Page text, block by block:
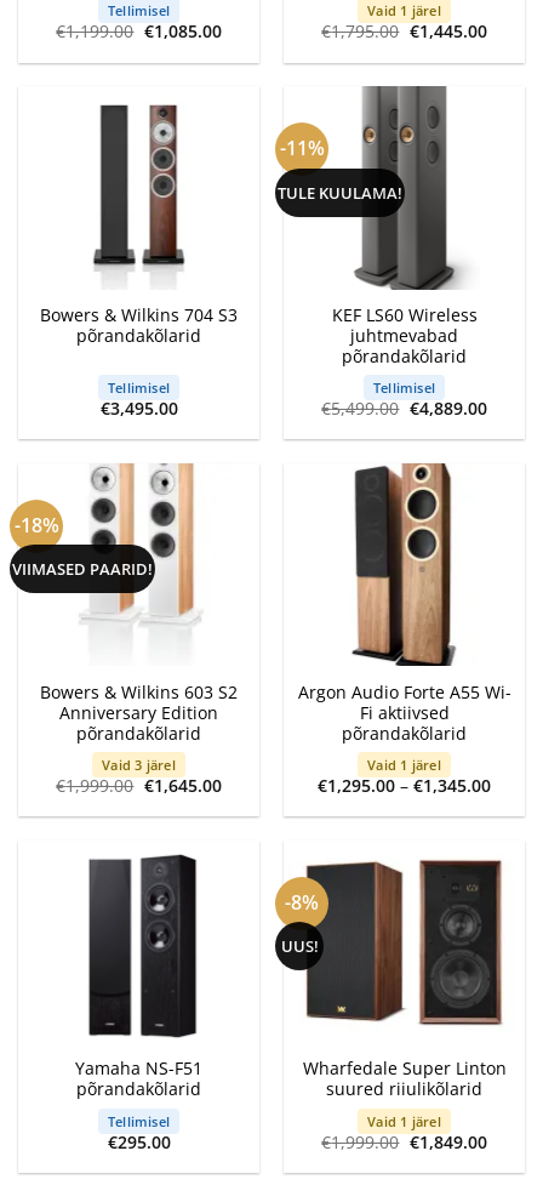
Tellimisel
€1,199.00 Algne
hind
oli:
€1,085.00Current
is:
Vaid 1 järel
€1,795.00 Algne
hind
oli:
€1,445.00
is:
Bowers & Wilkins 704 S3
põrandakõlarid
Tellimisel
€3,495.00
-11%
TULE KUULAMA!
KEF LS60 Wireless
juhtmevabad
põrandakõlarid
Tellimisel
€5,499.00 Algne
hind
oli:
€4,889.00
is:
-18%
VIIMASED PAARID!
Bowers & Wilkins 603 S2
Anniversary Edition
põrandakõlarid
Vaid 3 järel
€1,999.00 Algne
hind
oli:
€1,645.00Current
is:
Argon Audio Forte A55 Wi-
Fi aktiivsed
põrandakõlarid
Vaid 1 järel
€1,295.00 – €1,345.00Price
Yamaha NS-F51
põrandakõlarid
Tellimisel
€295.00
-8%
UUS!
Wharfedale Super Linton
suured riiulikõlarid
Vaid 1 järel
€1,999.00 Algne
hind
oli:
€1,849.00
is: